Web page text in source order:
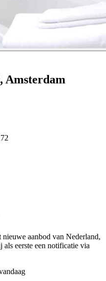
Amsterdam
aanbod van Nederland,
eerste een notificatie via